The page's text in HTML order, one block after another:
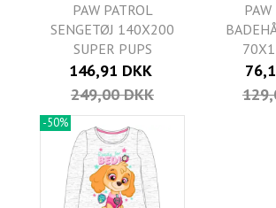
PAW PATROL
SENGETØJ 140X200
SUPER PUPS
146,91 DKK
249,00 DKK
PAW
-50%